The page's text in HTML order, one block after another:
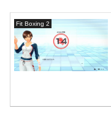
Fit Boxing 2